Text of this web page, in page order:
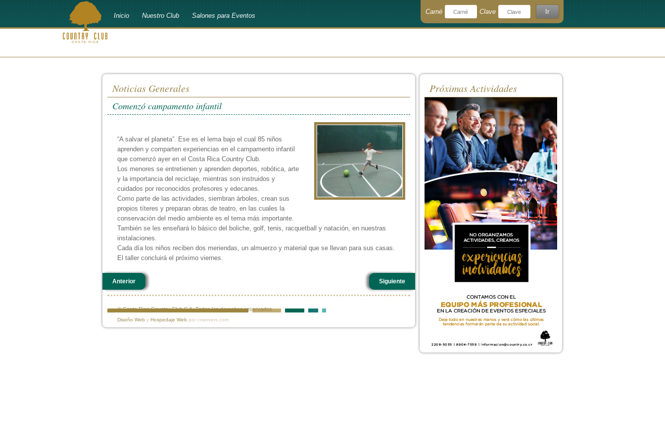
Inicio Nuestro Club Salones para Eventos
Carné Clave
Recuérdeme
Ir
¿Olvidó su clave?
Noticias Generales
Comenzó campamento infantil
“A salvar el planeta”. Ese es el lema bajo el cual 85 niños
aprenden y comparten experiencias en el campamento infantil
que comenzó ayer en el Costa Rica Country Club.
Los menores se entretienen y aprenden deportes, robótica, arte
y la importancia del reciclaje, mientras son instruidos y
cuidados por reconocidos profesores y edecanes.
Como parte de las actividades, siembran árboles, crean sus
propios títeres y preparan obras de teatro, en las cuales la
conservación del medio ambiente es el tema más importante.
También se les enseñará lo básico del boliche, golf, tenis, racquetball y natación, en nuestras
instalaciones.
Cada día los niños reciben dos meriendas, un almuerzo y material que se llevan para sus casas.
El taller concluirá el próximo viernes.
Anterior Siguiente
© Costa Rica Country Club S.A. Todos los derechos reservados.
Diseño Web y Hospedaje Web por crservers.com
Próximas Actividades